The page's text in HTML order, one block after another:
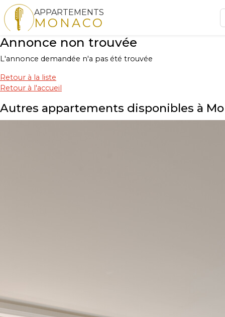
APPARTEMENTS
MONACO
Annonce non trouvée
L'annonce demandée n'a pas été trouvée
Retour à la liste
Retour à l'accueil
Autres appartements disponibles à